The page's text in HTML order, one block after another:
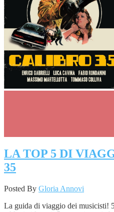
LA TOP 5 DI
35
Posted By Gloria Annovi
La guida di viaggio dei musicisti!